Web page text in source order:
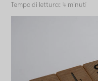
Tempo di lettura: 4 minuti